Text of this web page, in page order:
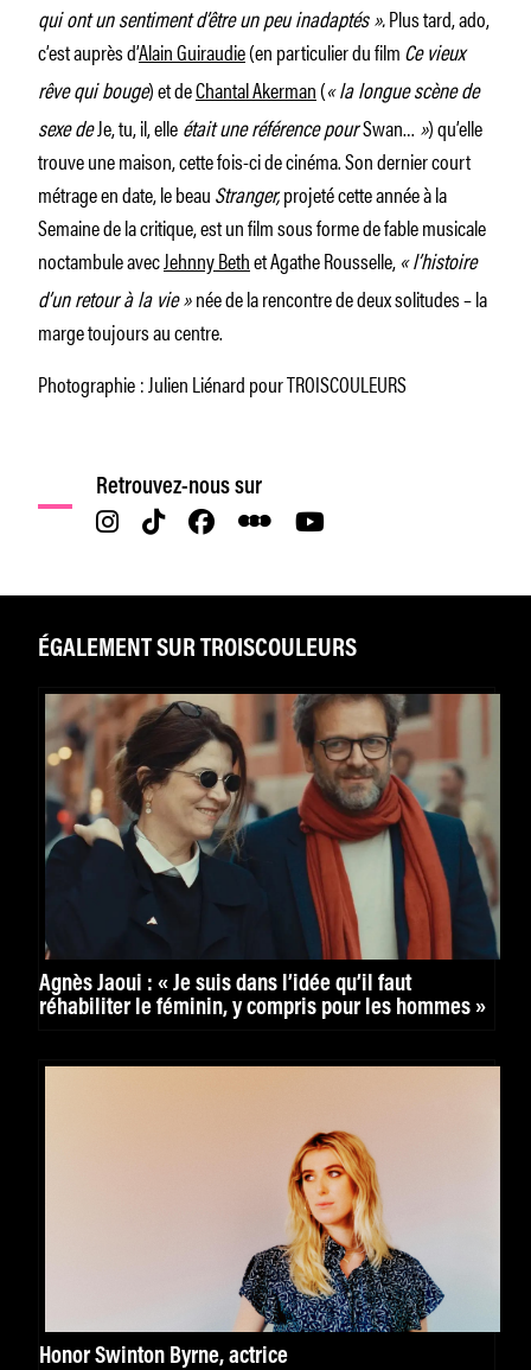
qui ont un sentiment d’être un peu inadaptés ».Plus tard, ado,
c’est auprès d’Alain Guiraudie(en particulier du filmCe vieux
rêve qui bouge) et deChantal Akerman(« la longue scène de
sexe deJe, tu, il, elleétait une référence pourSwan… ») qu’elle
trouve une maison, cette fois-ci de cinéma. Son dernier court
métrage en date, le beauStranger,projeté cette année à la
Semaine de la critique, est un film sous forme de fable musicale
noctambule avecJehnny Bethet Agathe Rousselle,« l’histoire
d’un retour à la vie »née de la rencontre de deux solitudes – la
marge toujours au centre.
Photographie : Julien Liénard pour TROISCOULEURS
Retrouvez-nous sur
ÉGALEMENT SUR TROISCOULEURS
Agnès Jaoui : « Je suis dans l’idée qu’il faut
réhabiliter le féminin, y compris pour les hommes »
Honor Swinton Byrne, actrice